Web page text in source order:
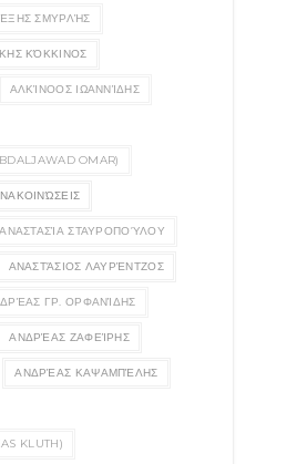
ΣΜΥΡΛΉΣ
ΚΌΚΚΙΝΟΣ
ΑΛΚΊΝΟΟΣ ΙΩΑΝΝΊΔΗΣ
OMAR)
ΑΝΑΣΤΑΣΊΑ ΣΤΑΥΡΟΠΟΎΛΟΥ
ΑΝΑΣΤΆΣΙΟΣ ΛΑΥΡΈΝΤΖΟΣ
ΓΡ. ΟΡΦΑΝΊΔΗΣ
ΑΝΔΡΈΑΣ ΖΑΦΕΊΡΗΣ
ΑΝΔΡΈΑΣ ΚΑΨΑΜΠΈΛΗΣ
KLUTH)